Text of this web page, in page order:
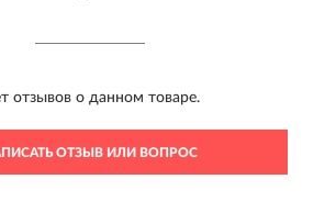
отзывов о данном товаре.
ОТЗЫВ ИЛИ ВОПРОС